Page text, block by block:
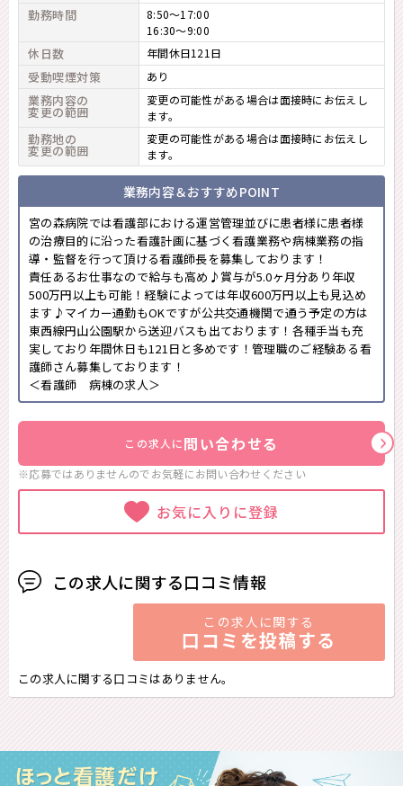
勤務時間
8:50～17:00
16:30～9:00
休日数 年間休日121日
受動喫煙対策 あり
業務内容の
変更の範囲
変更の可能性がある場合は面接時にお伝えし
ます。
勤務地の
変更の範囲
変更の可能性がある場合は面接時にお伝えし
ます。
業務内容＆おすすめPOINT
宮の森病院では看護部における運営管理並びに患者様に患者様
の治療目的に沿った看護計画に基づく看護業務や病棟業務の指
導・監督を行って頂ける看護師長を募集しております！
責任あるお仕事なので給与も高め♪賞与が5.0ヶ月分あり年収
500万円以上も可能！経験によっては年収600万円以上も見込め
ます♪マイカー通勤もOKですが公共交通機関で通う予定の方は
東西線円山公園駅から送迎バスも出ております！各種手当も充
実しており年間休日も121日と多めです！管理職のご経験ある看
護師さん募集しております！
＜看護師 病棟の求人＞
この求人に問い合わせる
※応募ではありませんのでお気軽にお問い合わせください
お気に入りに登録
この求人に関する口コミ情報
この求人に関する
口コミを投稿する
この求人に関する口コミはありません。